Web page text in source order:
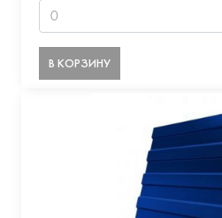
В КОРЗИНУ